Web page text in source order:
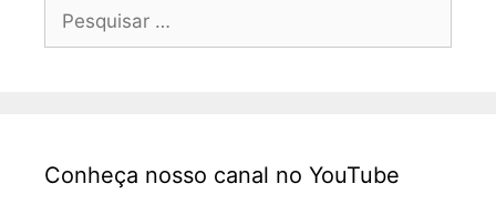
Conheça nosso canal no YouTube